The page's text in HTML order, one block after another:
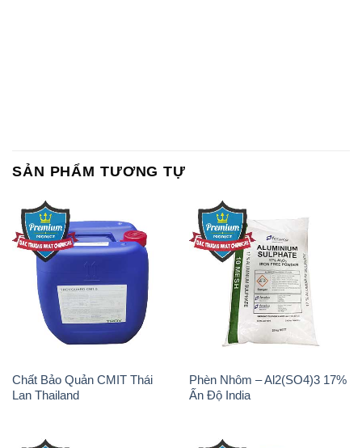
SẢN PHẨM TƯƠNG TỰ
Chất Bảo Quản CMIT Thái
Lan Thailand
Phèn Nhôm – Al2(SO4)3 17%
Ấn Độ India